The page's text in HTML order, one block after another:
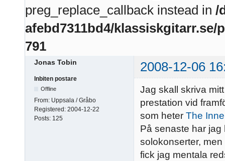
preg_replace_callback instead in /
afebd7311bd4/
791
Jonas Tobin 2008-12-06
Inbiten postare
Offline
From: Uppsala / Gråbo
Registered: 2004-12-22
Posts: 125
Jag skall skriva
prestation vid
som heter The
På senaste har jag
solokonserter,
fick jag mentala